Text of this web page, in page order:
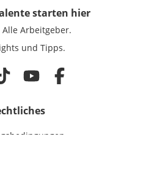
starten hier
Alle Arbeitgeber.
und Tipps.